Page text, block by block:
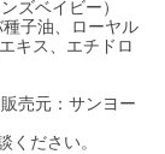
ズベイビー）
種子油、ローヤル
キス、エチドロ
売元：サンヨー
ださい。